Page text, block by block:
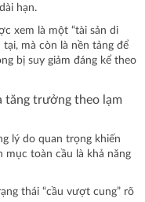
hạn.
xem là một “tài sản di
mà còn là nền tảng để
bị suy giảm đáng kể theo
tăng trưởng theo lạm
lý do quan trọng khiến
toàn cầu là khả năng
thái “cầu vượt cung” rõ